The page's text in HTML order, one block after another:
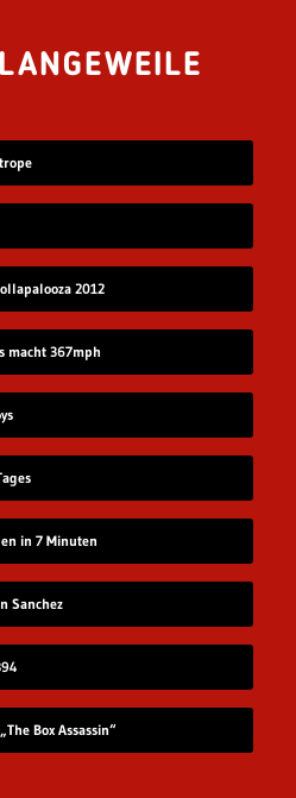
2012
macht 367mph
in 7 Minuten
Sanchez
Box Assassin“